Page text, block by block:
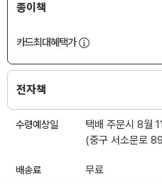
종이책
카드최대혜택가
전자책
수령예상일
택배 주문시 8월
(중구 서소문로
배송료 무료